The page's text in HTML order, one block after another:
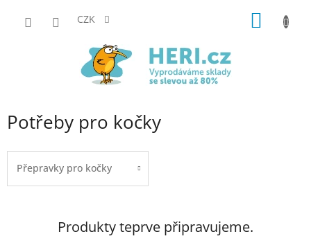
CZK
Potřeby pro kočky
Přepravky pro kočky
Produkty teprve připravujeme.